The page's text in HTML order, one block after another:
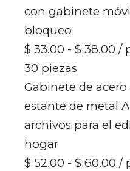
con gabinete
bloqueo
$ 33.00 - $ 38.00 /
30 piezas
Gabinete de
estante de metal
archivos para el
hogar
$ 52.00 - $ 60.00 /